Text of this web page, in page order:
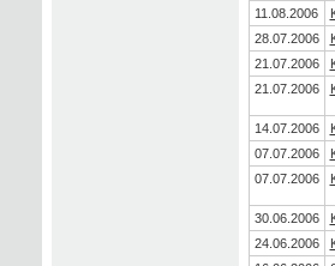
11.08.2006
28.07.2006
21.07.2006
21.07.2006
14.07.2006
07.07.2006
07.07.2006
30.06.2006
24.06.2006